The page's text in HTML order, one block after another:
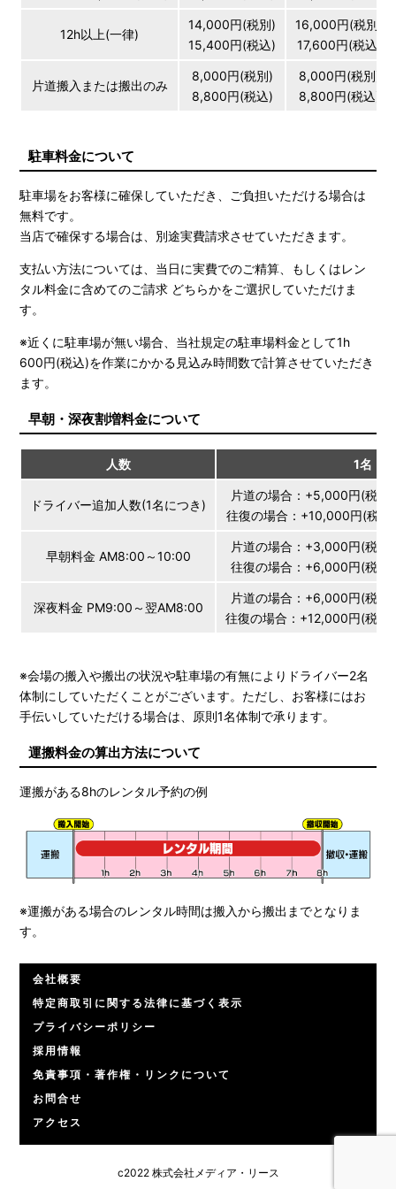
12h以上(一律)
14,000円(税別)
15,400円(税込)
16,000円(税別)
17,600円(税込)
片道搬入または搬出のみ
8,000円(税別)
8,800円(税込)
8,000円(税別)
8,800円(税込)
駐車料金について
駐車場をお客様に確保していただき、ご負担いただける場合は
無料です。
当店で確保する場合は、別途実費請求させていただきます。
支払い方法については、当日に実費でのご精算、もしくはレン
タル料金に含めてのご請求 どちらかをご選択していただけま
す。
※近くに駐車場が無い場合、当社規定の駐車場料金として1h
600円(税込)を作業にかかる見込み時間数で計算させていただき
ます。
早朝・深夜割増料金について
人数 1名
ドライバー追加人数(1名につき)
片道の場合：+5,000円(税
往復の場合：+10,000円(税
早朝料金 AM8:00～10:00
片道の場合：+3,000円(税
往復の場合：+6,000円(税
深夜料金 PM9:00～翌AM8:00
片道の場合：+6,000円(税
往復の場合：+12,000円(税
※会場の搬入や搬出の状況や駐車場の有無によりドライバー2名
体制にしていただくことがございます。ただし、お客様にはお
手伝いしていただける場合は、原則1名体制で承ります。
運搬料金の算出方法について
運搬がある8hのレンタル予約の例
※運搬がある場合のレンタル時間は搬入から搬出までとなりま
す。
会社概要
特定商取引に関する法律に基づく表示
プライバシーポリシー
採用情報
免責事項・著作権・リンクについて
お問合せ
アクセス
c2022 株式会社メディア・リース